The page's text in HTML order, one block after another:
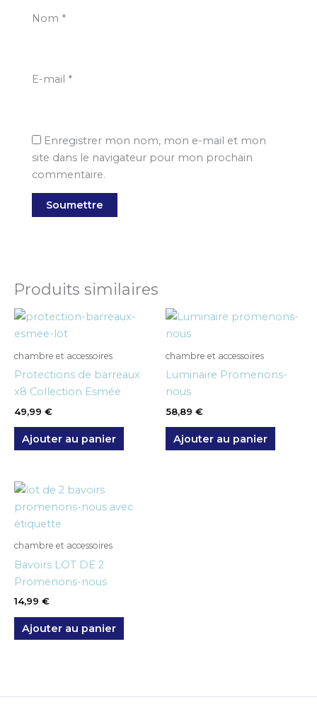
Nom *
E-mail *
Enregistrer mon nom, mon e-mail et mon
site dans le navigateur pour mon prochain
commentaire.
Produits similaires
chambre et accessoires
Protections de barreaux
x8 Collection Esmée
49,99 €
Ajouter au panier
chambre et accessoires
Luminaire Promenons-
nous
58,89 €
Ajouter au panier
chambre et accessoires
Bavoirs LOT DE 2
Promenons-nous
14,99 €
Ajouter au panier